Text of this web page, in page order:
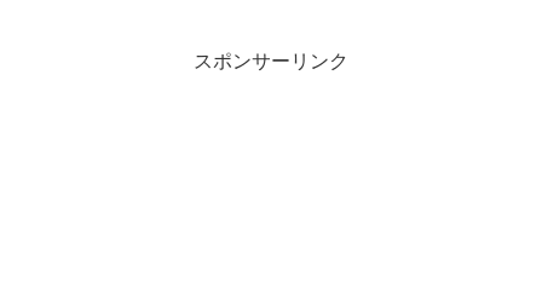
スポンサーリンク